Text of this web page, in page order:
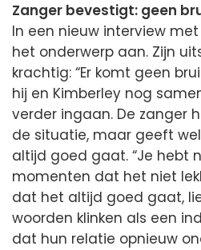
Zanger bevestigt: geen
In een nieuw interview met
het onderwerp aan. Zijn
krachtig: “Er komt geen
hij en Kimberley nog
verder ingaan. De zanger
de situatie, maar geeft
altijd goed gaat. “Je hebt
momenten dat het niet
dat het altijd goed gaat,
woorden klinken als een
dat hun relatie opnieuw